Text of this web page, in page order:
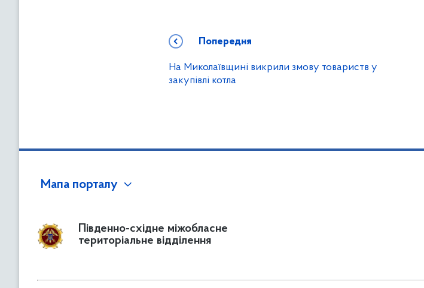
Попередня
На Миколаївщині викрили змову товариств у
закупівлі котла
Мапа порталу
Південно-східне міжобласне
територіальне відділення